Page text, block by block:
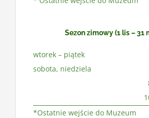
Sezon zimowy (1 lis – 31
wtorek – piątek
sobota, niedziela
*Ostatnie wejście do Muzeum